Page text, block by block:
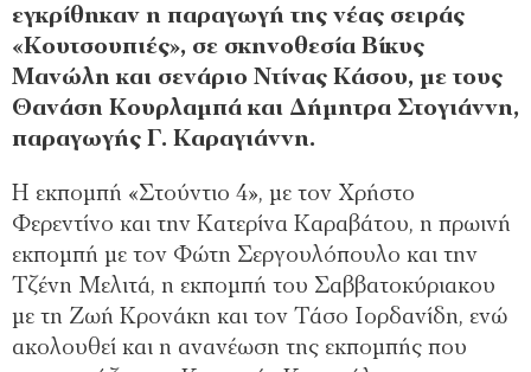
εγκρίθηκαν η παραγωγή της νέας σειράς
«Κουτσουπιές», σε σκηνοθεσία Βίκυς
Μανώλη και σενάριο Ντίνας Κάσου, με τους
Θανάση Κουρλαμπά και Δήμητρα Στογιάννη,
παραγωγής Γ. Καραγιάννη.
Η εκπομπή «Στούντιο 4», με τον Χρήστο
Φερεντίνο και την Κατερίνα Καραβάτου, η πρωινή
εκπομπή με τον Φώτη Σεργουλόπουλο και την
Τζένη Μελιτά, η εκπομπή του Σαββατοκύριακου
με τη Ζωή Κρονάκη και τον Τάσο Ιορδανίδη, ενώ
ακολουθεί και η ανανέωση της εκπομπής που